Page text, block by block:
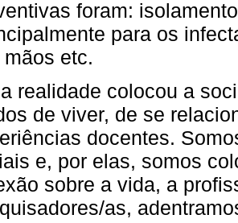
foram:
para os
mãos etc.
realidade colocou a
de viver, de se
docentes.
e, por elas, somos
sobre a vida, a
as,